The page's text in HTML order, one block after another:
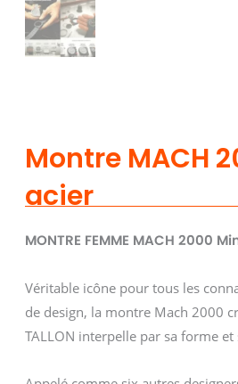
Montre MACH
acier
MONTRE FEMME MACH 2000
Véritable icône pour tous les
de design, la montre Mach 2000
TALLON interpelle par sa forme et